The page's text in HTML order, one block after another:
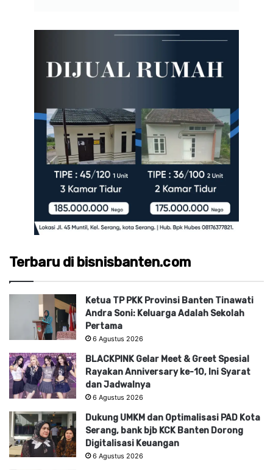
Terbaru di bisnisbanten.com
Ketua TP PKK Provinsi Banten Tinawati
Andra Soni: Keluarga Adalah Sekolah
Pertama
6 Agustus 2026
BLACKPINK Gelar Meet & Greet Spesial
Rayakan Anniversary ke-10, Ini Syarat
dan Jadwalnya
6 Agustus 2026
Dukung UMKM dan Optimalisasi PAD Kota
Serang, bank bjb KCK Banten Dorong
Digitalisasi Keuangan
6 Agustus 2026